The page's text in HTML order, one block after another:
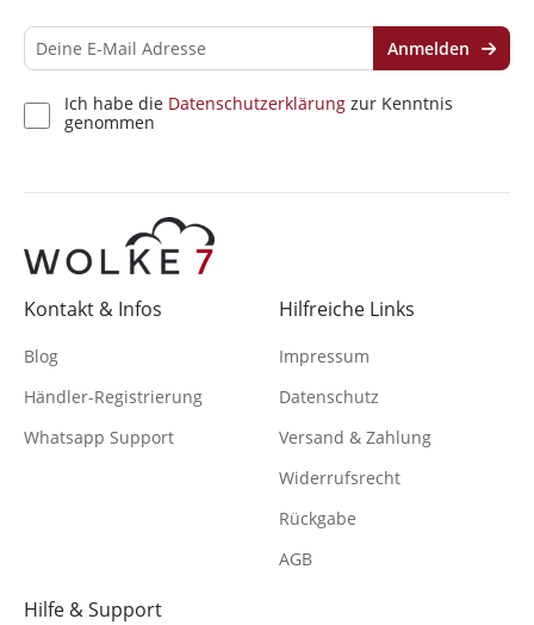
Hilfe & Support
Kontakt & Infos
Blog
Händler-Registrierung
Whatsapp Support
Hilfreiche Links
Impressum
Datenschutz
Versand & Zahlung
Widerrufsrecht
Rückgabe
AGB
Ich habe die Datenschutzerklärung zur Kenntnis
genommen
Anmelden